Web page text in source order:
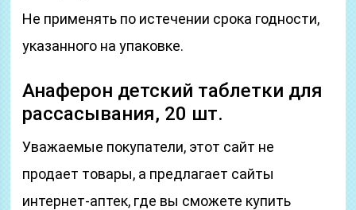
Не применять по истечении срока годности,
указанного на упаковке.
Анаферон детский таблетки для
рассасывания, 20 шт.
Уважаемые покупатели, этот сайт не
продает товары, а предлагает сайты
интернет-аптек, где вы сможете купить